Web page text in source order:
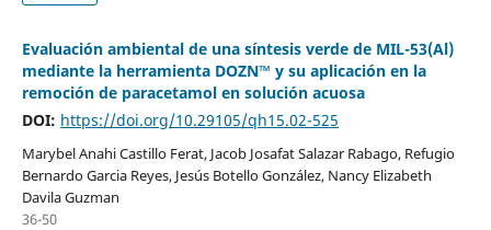
Evaluación ambiental de una síntesis verde de MIL-53(Al)
mediante la herramienta DOZN™ y su aplicación en la
remoción de paracetamol en solución acuosa
DOI: https://doi.org/10.29105/qh15.02-525
Marybel Anahi Castillo Ferat, Jacob Josafat Salazar Rabago, Refugio
Bernardo Garcia Reyes, Jesús Botello González, Nancy Elizabeth
Davila Guzman
36-50